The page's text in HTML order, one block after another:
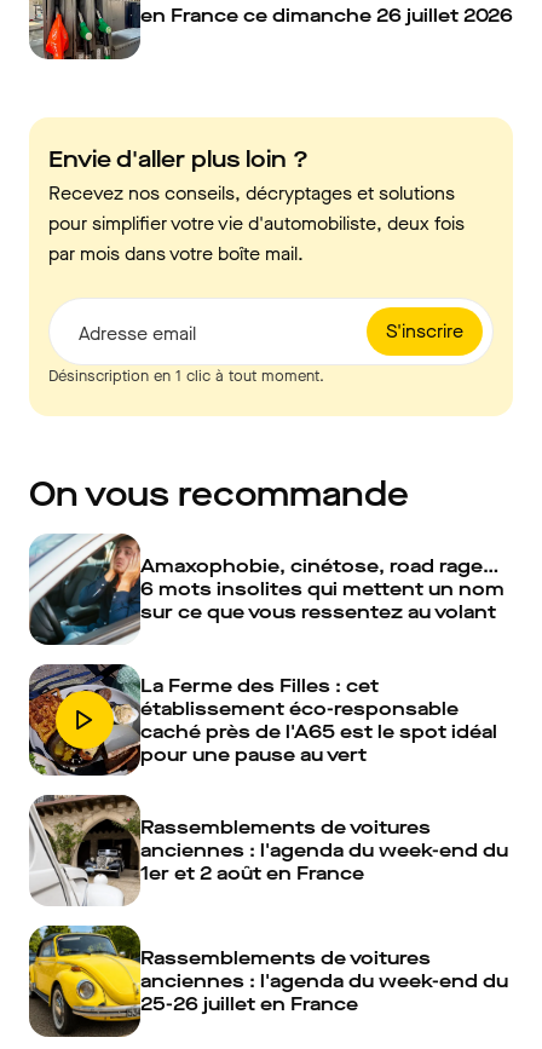
en France ce dimanche 26 juillet 2026
Envie d'aller plus loin ?
Recevez nos conseils, décryptages et solutions
pour simplifier votre vie d'automobiliste, deux fois
par mois dans votre boîte mail.
S'inscrire
Adresse email
Désinscription en 1 clic à tout moment.
On vous recommande
Amaxophobie, cinétose, road rage…
6 mots insolites qui mettent un nom
sur ce que vous ressentez au volant
La Ferme des Filles : cet
établissement éco-responsable
caché près de l'A65 est le spot idéal
pour une pause au vert
Rassemblements de voitures
anciennes : l'agenda du week-end du
1er et 2 août en France
Rassemblements de voitures
anciennes : l'agenda du week-end du
25-26 juillet en France